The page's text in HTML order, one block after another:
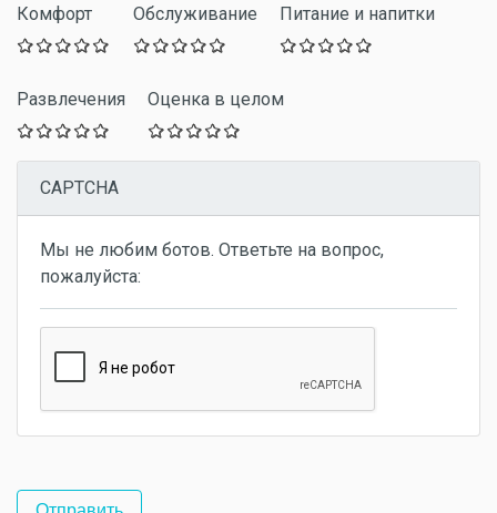
Комфорт Обслуживание Питание и напитки
Развлечения Оценка в целом
CAPTCHA
Мы не любим ботов. Ответьте на вопрос,
пожалуйста: